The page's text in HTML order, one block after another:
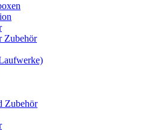
Zubehör
Zubehör